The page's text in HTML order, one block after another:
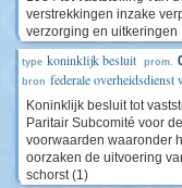
verstrekkingen inzake
verzorging en uitkeringen
type koninklijk besluit prom.
bron federale overheidsdienst
Koninklijk besluit tot
Paritair Subcomité voor
voorwaarden waaronder
oorzaken de uitvoering
schorst (1)